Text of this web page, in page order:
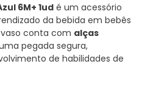
6M+ 1ud é um acessório
da bebida em bebês
vaso conta com alças
pegada segura,
de habilidades de